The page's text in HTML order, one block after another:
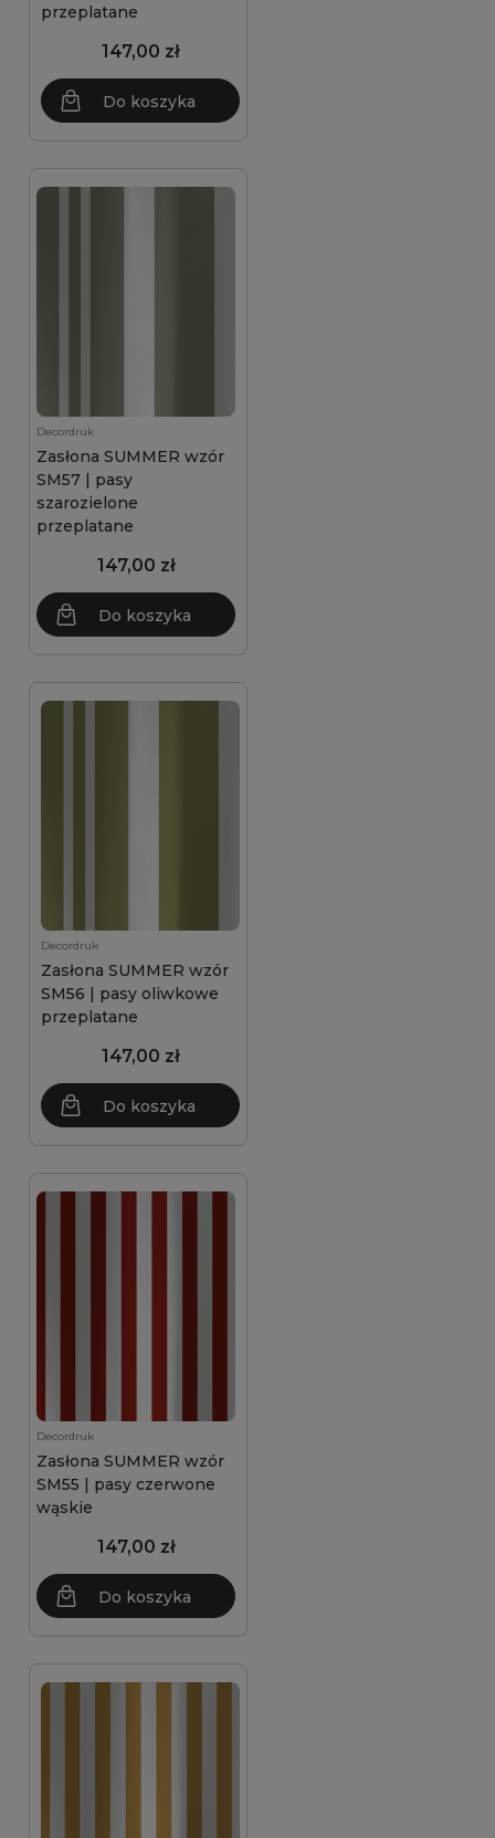
przeplatane
147,00 zł
Do koszyka
Decordruk
Zasłona SUMMER wzór
SM57 | pasy
szarozielone
przeplatane
147,00 zł
Do koszyka
Decordruk
Zasłona SUMMER wzór
SM56 | pasy oliwkowe
przeplatane
147,00 zł
Do koszyka
Decordruk
Zasłona SUMMER wzór
SM55 | pasy czerwone
wąskie
147,00 zł
Do koszyka